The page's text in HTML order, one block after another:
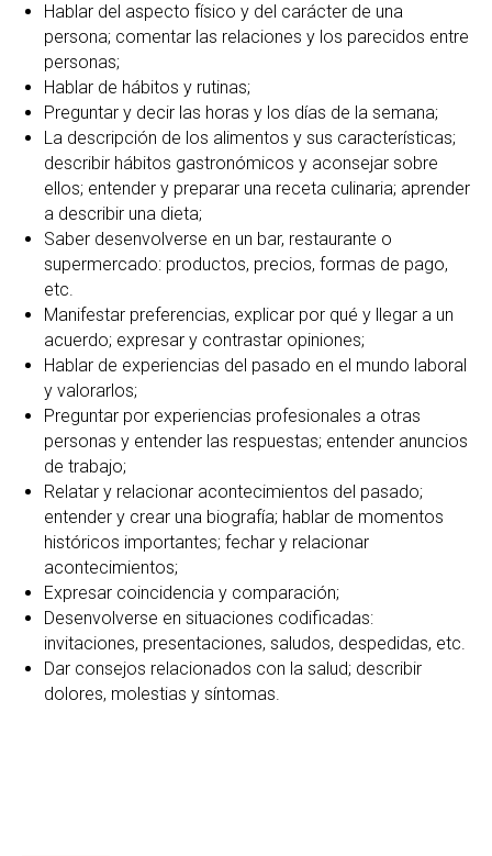
Hablar del aspecto físico y del carácter de una
persona; comentar las relaciones y los parecidos entre
personas;
Hablar de hábitos y rutinas;
Preguntar y decir las horas y los días de la semana;
La descripción de los alimentos y sus características;
describir hábitos gastronómicos y aconsejar sobre
ellos; entender y preparar una receta culinaria; aprender
a describir una dieta;
Saber desenvolverse en un bar, restaurante o
supermercado: productos, precios, formas de pago,
etc.
Manifestar preferencias, explicar por qué y llegar a un
acuerdo; expresar y contrastar opiniones;
Hablar de experiencias del pasado en el mundo laboral
y valorarlos;
Preguntar por experiencias profesionales a otras
personas y entender las respuestas; entender anuncios
de trabajo;
Relatar y relacionar acontecimientos del pasado;
entender y crear una biografía; hablar de momentos
históricos importantes; fechar y relacionar
acontecimientos;
Expresar coincidencia y comparación;
Desenvolverse en situaciones codificadas:
invitaciones, presentaciones, saludos, despedidas, etc.
Dar consejos relacionados con la salud; describir
dolores, molestias y síntomas.